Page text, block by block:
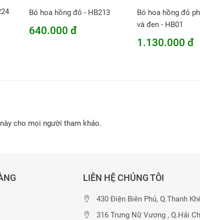
Bó hoa hồng đỏ - HB213
640.000 đ
Bó hoa hồng đỏ
và đen - HB01
1.130.000 đ
cho mọi người tham khảo.
LIÊN HỆ CHÚNG TÔI
430 Điện Biên Phủ, Q.Thanh
316 Trưng Nữ Vương , Q.Hải